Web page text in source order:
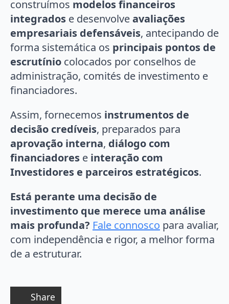
construímos modelos financeiros
integrados e desenvolveavaliações
empresariais defensáveis, antecipando de
forma sistemática os principais pontos de
escrutínio colocados por conselhos de
administração, comités de investimento e
financiadores.
Assim, fornecemos instrumentos de
decisão credíveis, preparados para
aprovação interna, diálogo com
financiadores e interação com
Investidores e parceiros estratégicos.
Está perante uma decisão de
investimento que merece uma análise
mais profunda? Fale connosco para avaliar,
com independência e rigor, a melhor forma
de a estruturar.
Share